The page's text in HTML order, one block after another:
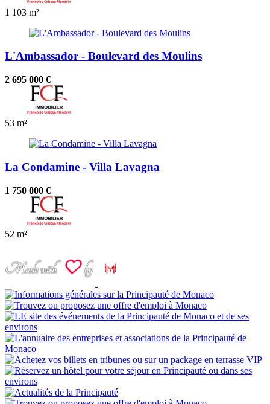
1 103 m²
L'Ambassador - Boulevard des Moulins
2 695 000 €
53 m²
La Condamine - Villa Lavagna
1 750 000 €
52 m²